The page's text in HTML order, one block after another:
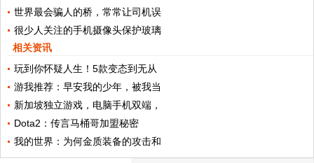
世界最会骗人的桥，常常让司机误
很少人关注的手机摄像头保护玻璃
相关资讯
玩到你怀疑人生！5款变态到无从
游我推荐：早安我的少年，被我当
新加坡独立游戏，电脑手机双端，
Dota2：传言马桶哥加盟秘密
我的世界：为何金质装备的攻击和